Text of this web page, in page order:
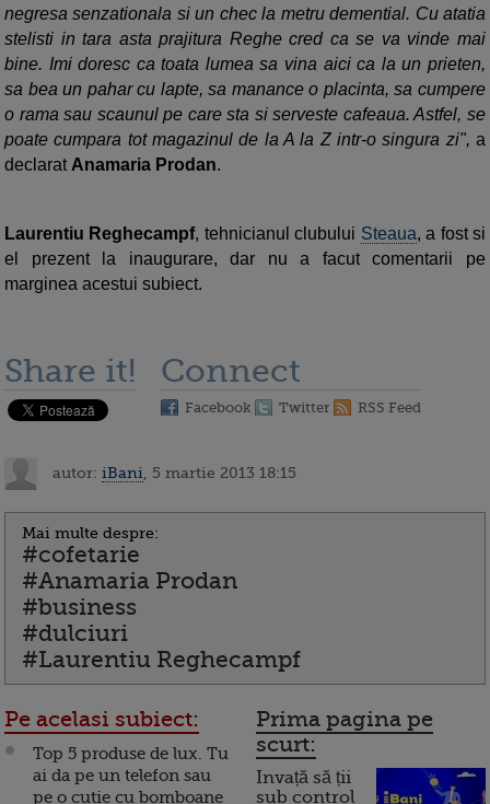
negresa senzationala si un chec la metru demential. Cu atatia
stelisti in tara asta prajitura Reghe cred ca se va vinde mai
bine. Imi doresc ca toata lumea sa vina aici ca la un prieten,
sa bea un pahar cu lapte, sa manance o placinta, sa cumpere
o rama sau scaunul pe care sta si serveste cafeaua. Astfel, se
poate cumpara tot magazinul de la A la Z intr-o singura zi", a
declarat Anamaria Prodan.
Laurentiu Reghecampf, tehnicianul clubului Steaua, a fost si
el prezent la inaugurare, dar nu a facut comentarii pe
marginea acestui subiect.
Share it! Connect
Facebook Twitter RSS Feed
autor: iBani , 5 martie 2013 18:15
Mai multe despre:
#cofetarie
#Anamaria Prodan
#business
#dulciuri
#Laurentiu Reghecampf
Pe acelasi subiect:
Top 5 produse de lux. Tu
ai da pe un telefon sau
pe o cutie cu bomboane
Prima pagina pe
scurt:
Invață să ții
sub control